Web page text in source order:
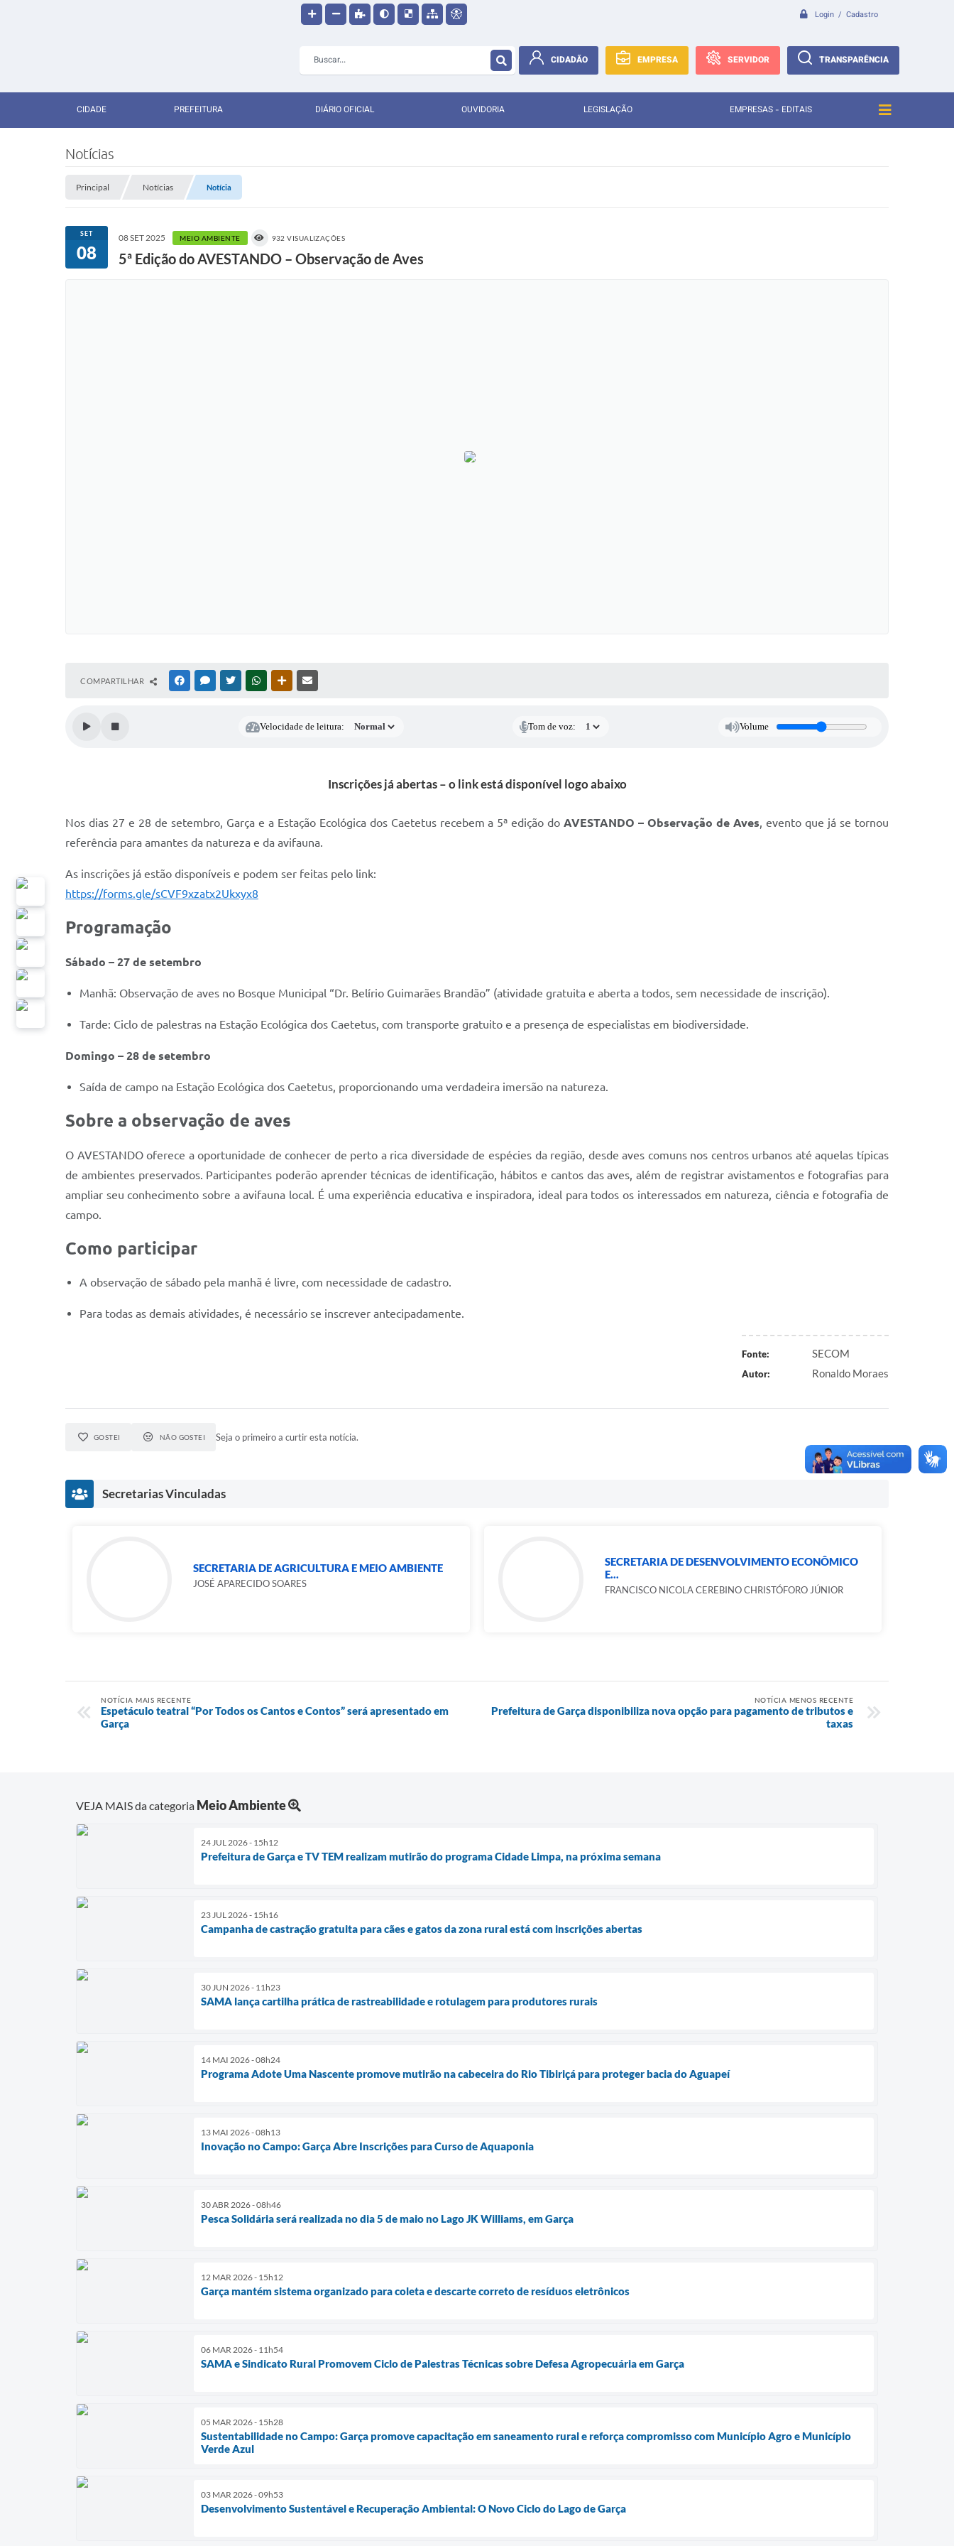
Login / Cadastro
CIDADÃO EMPRESA SERVIDOR TRANSPARÊNCIA
CIDADE PREFEITURA DIÁRIO OFICIAL OUVIDORIA LEGISLAÇÃO EMPRESAS - EDITAIS
Notícias
Principal Notícias Notícia
SET
08
08 SET 2025 MEIO AMBIENTE 932 VISUALIZAÇÕES
5ª Edição do AVESTANDO – Observação de Aves
COMPARTILHAR FACEBOOKMESSENGER
TWITTERWHATSAPPOUTRAS MÍDIAS
Velocidade de leitura: Tom de voz: Volume
Inscrições já abertas – o link está disponível logo abaixo
Nos dias 27 e 28 de setembro, Garça e a Estação Ecológica dos Caetetus recebem a 5ª edição doAVESTANDO – Observação de Aves, evento que já se tornou
referência para amantes da natureza e da avifauna.
As inscrições já estão disponíveis e podem ser feitas pelo link:
https://forms.gle/sCVF9xzatx2Ukxyx8
Programação
Sábado – 27 de setembro
Manhã: Observação de aves no Bosque Municipal “Dr. Belírio Guimarães Brandão” (atividade gratuita e aberta a todos, sem necessidade de inscrição).
Tarde: Ciclo de palestras na Estação Ecológica dos Caetetus, com transporte gratuito e a presença de especialistas em biodiversidade.
Domingo – 28 de setembro
Saída de campo na Estação Ecológica dos Caetetus, proporcionando uma verdadeira imersão na natureza.
Sobre a observação de aves
O AVESTANDO oferece a oportunidade de conhecer de perto a rica diversidade de espécies da região, desde aves comuns nos centros urbanos até aquelas típicas
de ambientes preservados. Participantes poderão aprender técnicas de identificação, hábitos e cantos das aves, além de registrar avistamentos e fotografias para
ampliar seu conhecimento sobre a avifauna local. É uma experiência educativa e inspiradora, ideal para todos os interessados em natureza, ciência e fotografia de
campo.
Como participar
A observação de sábado pela manhã é livre, com necessidade de cadastro.
Para todas as demais atividades, é necessário se inscrever antecipadamente.
Fonte: SECOM
Autor: Ronaldo Moraes
GOSTEI NÃO GOSTEI Seja o primeiro a curtir esta notícia.
Secretarias Vinculadas
SECRETARIA DE AGRICULTURA E MEIO AMBIENTE
JOSÉ APARECIDO SOARES
SECRETARIA DE DESENVOLVIMENTO ECONÔMICO
E...
FRANCISCO NICOLA CEREBINO CHRISTÓFORO JÚNIOR
NOTÍCIA MAIS RECENTE
Espetáculo teatral “Por Todos os Cantos e Contos” será apresentado em
Garça
NOTÍCIA MENOS RECENTE
Prefeitura de Garça disponibiliza nova opção para pagamento de tributos e
taxas
VEJA MAIS da categoria Meio Ambiente
24 JUL 2026 - 15h12
Prefeitura de Garça e TV TEM realizam mutirão do programa Cidade Limpa, na próxima semana
23 JUL 2026 - 15h16
Campanha de castração gratuita para cães e gatos da zona rural está com inscrições abertas
30 JUN 2026 - 11h23
SAMA lança cartilha prática de rastreabilidade e rotulagem para produtores rurais
14 MAI 2026 - 08h24
Programa Adote Uma Nascente promove mutirão na cabeceira do Rio Tibiriçá para proteger bacia do Aguapeí
13 MAI 2026 - 08h13
Inovação no Campo: Garça Abre Inscrições para Curso de Aquaponia
30 ABR 2026 - 08h46
Pesca Solidária será realizada no dia 5 de maio no Lago JK Williams, em Garça
12 MAR 2026 - 15h12
Garça mantém sistema organizado para coleta e descarte correto de resíduos eletrônicos
06 MAR 2026 - 11h54
SAMA e Sindicato Rural Promovem Ciclo de Palestras Técnicas sobre Defesa Agropecuária em Garça
05 MAR 2026 - 15h28
Sustentabilidade no Campo: Garça promove capacitação em saneamento rural e reforça compromisso com Município Agro e Município
Verde Azul
03 MAR 2026 - 09h53
Desenvolvimento Sustentável e Recuperação Ambiental: O Novo Ciclo do Lago de Garça